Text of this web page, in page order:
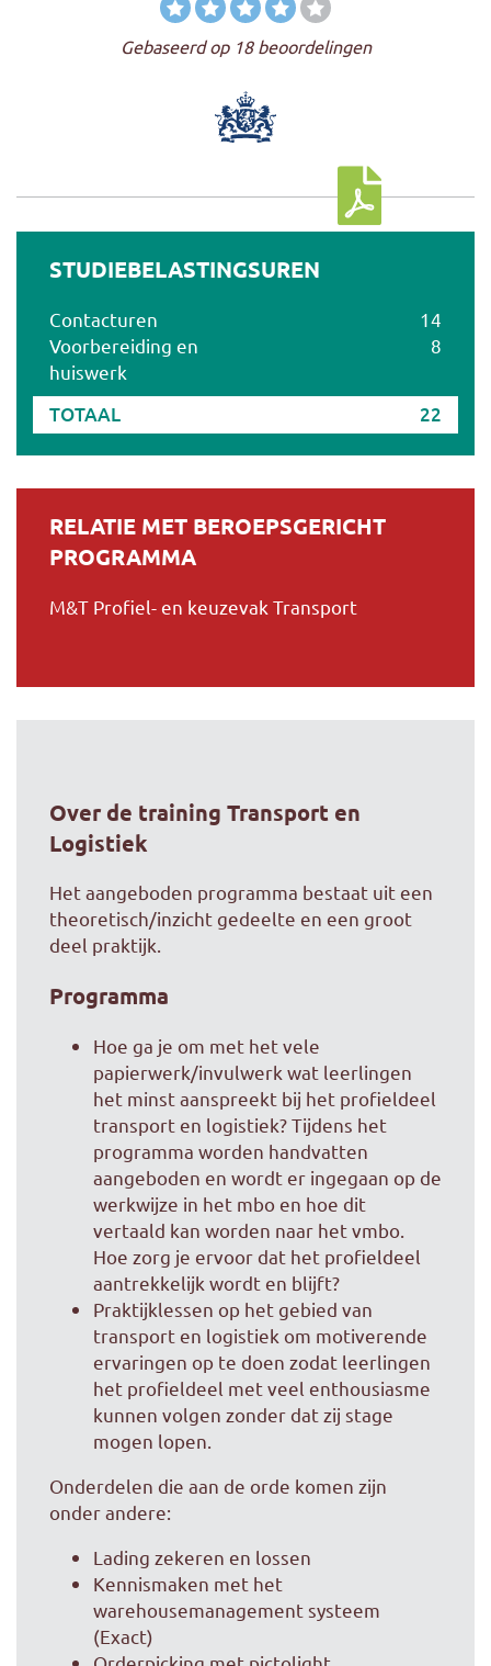
Gebaseerd op 18 beoordelingen
Download cursus
STUDIEBELASTINGSUREN
Contacturen
14
Voorbereiding en
huiswerk
8
TOTAAL 22
RELATIE MET BEROEPSGERICHT
PROGRAMMA
M&T Profiel- en keuzevak Transport
Over de training Transport en
Logistiek
Het aangeboden programma bestaat uit een
theoretisch/inzicht gedeelte en een groot
deel praktijk.
Programma
Hoe ga je om met het vele
papierwerk/invulwerk wat leerlingen
het minst aanspreekt bij het profieldeel
transport en logistiek? Tijdens het
programma worden handvatten
aangeboden en wordt er ingegaan op de
werkwijze in het mbo en hoe dit
vertaald kan worden naar het vmbo.
Hoe zorg je ervoor dat het profieldeel
aantrekkelijk wordt en blijft?
Praktijklessen op het gebied van
transport en logistiek om motiverende
ervaringen op te doen zodat leerlingen
het profieldeel met veel enthousiasme
kunnen volgen zonder dat zij stage
mogen lopen.
Onderdelen die aan de orde komen zijn
onder andere:
Lading zekeren en lossen
Kennismaken met het
warehousemanagement systeem
(Exact)